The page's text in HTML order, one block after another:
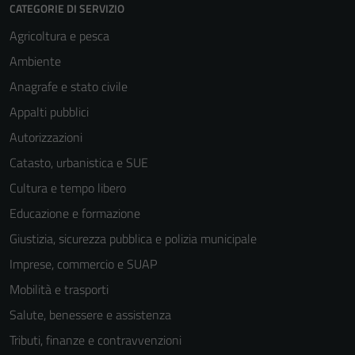
CATEGORIE DI SERVIZIO
Agricoltura e pesca
Ambiente
Anagrafe e stato civile
Appalti pubblici
Autorizzazioni
Catasto, urbanistica e SUE
Cultura e tempo libero
Educazione e formazione
Giustizia, sicurezza pubblica e polizia municipale
Imprese, commercio e SUAP
Mobilità e trasporti
Salute, benessere e assistenza
Tributi, finanze e contravvenzioni